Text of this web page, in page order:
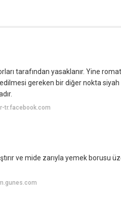
tarafından yasaklanır. Yine
gereken bir diğer nokta
tr.facebook.com
ve mide zarıyla yemek borusu